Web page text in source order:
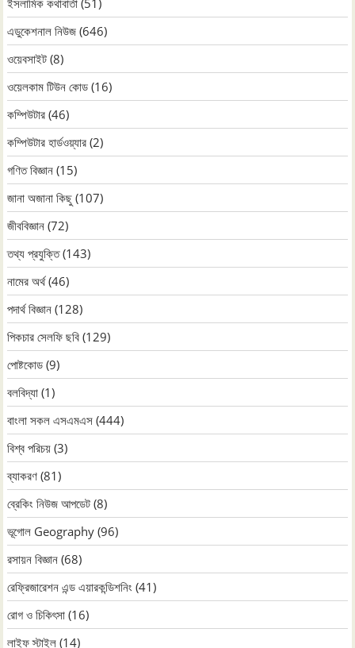
এডুকেশনাল নিউজ (646)
ওয়েবসাইট (8)
ওয়েলকাম টিউন কোড (16)
কম্পিউটার (46)
কম্পিউটার হার্ডওয়্যার (2)
গণিত বিজ্ঞান (15)
জানা অজানা কিছু (107)
জীববিজ্ঞান (72)
তথ্য প্রযুক্তি(143)
নামের অর্থ(46)
পদার্থ বিজ্ঞান (128)
পিকচার সেলফি ছবি (129)
পোষ্টকোড (9)
বলবিদ্যা (1)
বাংলা সকল এসএমএস (444)
বিশ্ব পরিচয় (3)
ব্যাকরণ (81)
ব্রেকিং নিউজ আপডেট (8)
ভূগোল Geography (96)
রসায়ন বিজ্ঞান (68)
রেফ্রিজারেশন এন্ড এয়ারকন্ডিশনিং (41)
রোগ ও চিকিৎসা (16)
লাইফ স্টাইল (14)